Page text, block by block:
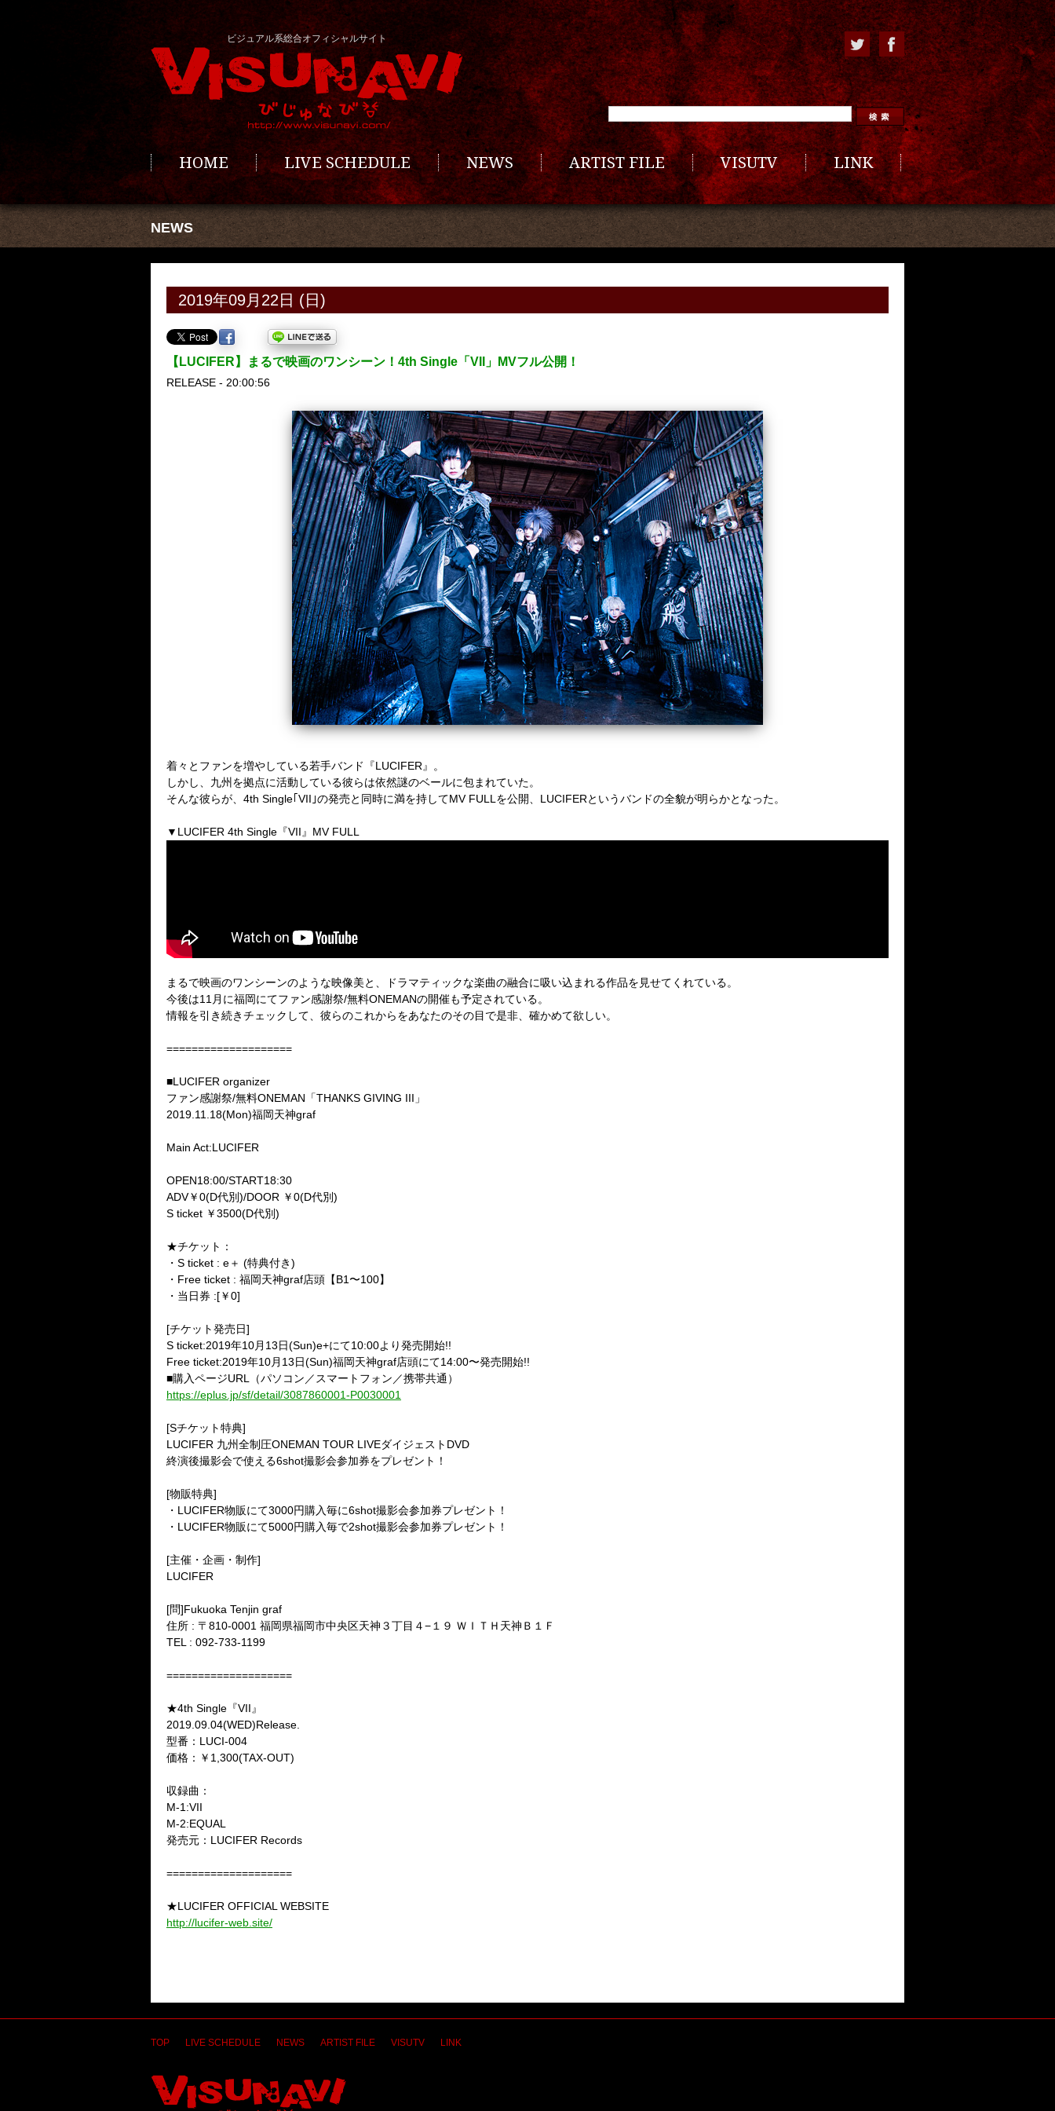
ビジュアル系総合オフィシャルサイト
HOME LIVE SCHEDULE NEWS ARTIST FILE VISUTV LINK
NEWS
2019年09月22日 (日)
【LUCIFER】まるで映画のワンシーン！4th Single「VII」MVフル公開！
RELEASE - 20:00:56
着々とファンを増やしている若手バンド『LUCIFER』。
しかし、九州を拠点に活動している彼らは依然謎のベールに包まれていた。
そんな彼らが、4th Single｢VII｣の発売と同時に満を持してMV FULLを公開、 LUCIFERというバンドの全貌が明らかとなった。
▼LUCIFER 4th Single『VII』MV FULL
まるで映画のワンシーンのような映像美と、ドラマティックな楽曲の融合に吸い込まれる作品を見せてくれている。
今後は11月に福岡にてファン感謝祭/無料ONEMANの開催も予定されている。
情報を引き続きチェックして、彼らのこれからをあなたのその目で是非、確かめて欲しい。
====================
■LUCIFER organizer
ファン感謝祭/無料ONEMAN 「THANKS GIVING III」
2019.11.18(Mon)福岡天神graf
Main Act:LUCIFER
OPEN18:00/START18:30
ADV￥0(D代別)/DOOR ￥0(D代別)
S ticket ￥3500(D代別)
★チケット：
・S ticket : e＋ (特典付き)
・Free ticket : 福岡天神graf店頭【B1〜100】
・当日券 :[￥0]
[チケット発売日]
S ticket:2019年10月13日(Sun)e+にて10:00より発売開始!!
Free ticket:2019年10月13日(Sun)福岡天神graf店頭にて14:00〜発売開始!!
■購入ページURL（パソコン／スマートフォン／携帯共通）
https://eplus.jp/sf/detail/3087860001-P0030001
[Sチケット特典]
LUCIFER 九州全制圧ONEMAN TOUR LIVEダイジェストDVD
終演後撮影会で使える6shot撮影会参加券をプレゼント！
[物販特典]
・LUCIFER物販にて3000円購入毎に6shot撮影会参加券プレゼント！
・LUCIFER物販にて5000円購入毎で2shot撮影会参加券プレゼント！
[主催・企画・制作]
LUCIFER
[問]Fukuoka Tenjin graf
住所 : 〒810-0001 福岡県福岡市中央区天神３丁目４−１９ ＷＩＴＨ天神Ｂ１Ｆ
TEL : 092-733-1199
====================
★4th Single『VII』
2019.09.04(WED)Release.
型番：LUCI-004
価格：￥1,300(TAX-OUT)
収録曲：
M-1:VII
M-2:EQUAL
発売元：LUCIFER Records
====================
★LUCIFER OFFICIAL WEBSITE
http://lucifer-web.site/
TOP LIVE SCHEDULE NEWS ARTIST FILE VISUTV LINK